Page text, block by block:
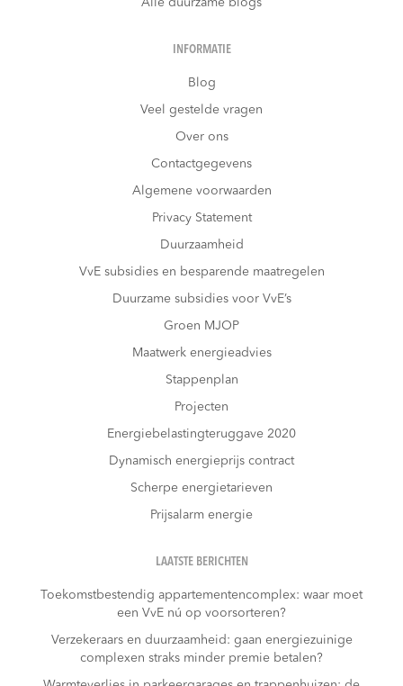
INFORMATIE
Blog
Veel gestelde vragen
Over ons
Contactgegevens
Algemene voorwaarden
Privacy Statement
Duurzaamheid
VvE subsidies en besparende maatregelen
Duurzame subsidies voor VvE’s
Groen MJOP
Maatwerk energieadvies
Stappenplan
Projecten
Energiebelastingteruggave 2020
Dynamisch energieprijs contract
Scherpe energietarieven
Prijsalarm energie
LAATSTE BERICHTEN
Toekomstbestendig appartementencomplex: waar moet
een VvE nú op voorsorteren?
Verzekeraars en duurzaamheid: gaan energiezuinige
complexen straks minder premie betalen?